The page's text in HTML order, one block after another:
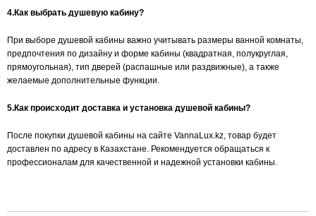
4.Как выбрать душевую кабину?
При выборе душевой кабины важно учитывать размеры ванной комнаты,
предпочтения по дизайну и форме кабины (квадратная, полукруглая,
прямоугольная), тип дверей (распашные или раздвижные), а также
желаемые дополнительные функции.
5.Как происходит доставка и установка душевой кабины?
После покупки душевой кабины на сайте VannaLux.kz, товар будет
доставлен по адресу в Казахстане. Рекомендуется обращаться к
профессионалам для качественной и надежной установки кабины.